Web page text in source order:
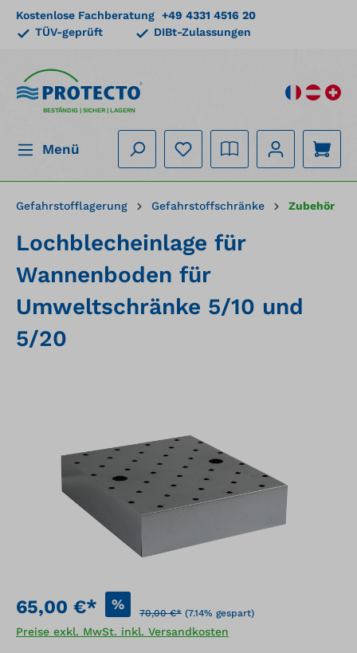
springen
Kostenlose Fachberatung +49 4331 4516 20
TÜV-geprüft
DIBt-Zulassungen
BESTÄNDIG | SICHER | LAGERN
Menü
Gefahrstofflagerung Gefahrstoffschränke Zubehör
Lochblecheinlage für
Wannenboden für
Umweltschränke 5/10 und
5/20
65,00 €* %
70,00 €* (7.14% gespart)
Preise exkl. MwSt. inkl. Versandkosten